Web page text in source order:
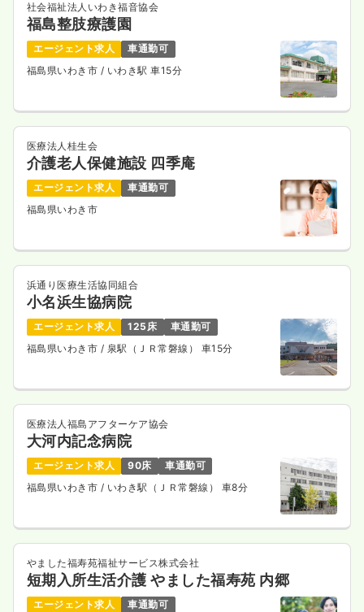
社会福祉法人いわき福音協会
福島整肢療護園
エージェント求人
車通勤可
福島県いわき市 / いわき駅 車15分
医療法人桂生会
介護老人保健施設 四季庵
エージェント求人
車通勤可
福島県いわき市
浜通り医療生活協同組合
小名浜生協病院
エージェント求人 125床
車通勤可
福島県いわき市 / 泉駅（ＪＲ常磐線） 車15分
医療法人福島アフターケア協会
大河内記念病院
エージェント求人 90床
車通勤可
福島県いわき市 / いわき駅（ＪＲ常磐線） 車8分
やました福寿苑福祉サービス株式会社
短期入所生活介護 やました福寿苑 内郷
エージェント求人
車通勤可